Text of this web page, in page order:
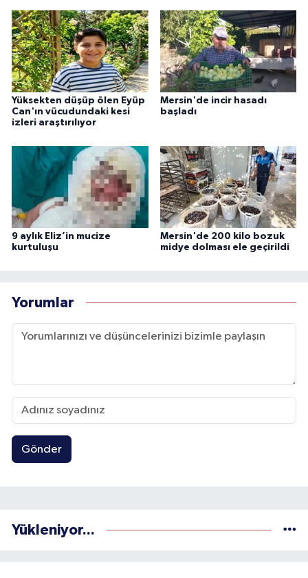
Yüksekten düşüp ölen Eyüp
Can'ın vücudundaki kesi
izleri araştırılıyor
Mersin'de incir hasadı
başladı
9 aylık Eliz’in mucize
kurtuluşu
Mersin'de 200 kilo bozuk
midye dolması ele geçirildi
Yorumlar
Gönder
Yükleniyor...